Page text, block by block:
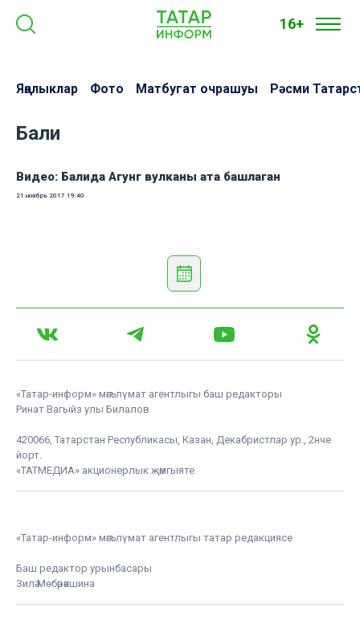
16+
Яңалыклар Фото Матбугат очрашуы Рәсми
Бали
Видео: Балида Агунг вулканы ата башлаган
21 ноябрь 2017 19:40
«Татар-информ» мәгълүмат агентлыгы баш редакторы
Ринат Вагыйз улы Билалов
420066, Татарстан Республикасы, Казан, Декабристлар ур., 2нче
йорт.
«ТАТМЕДИА» акционерлык җәмгыяте
«Татар-информ» мәгълүмат агентлыгы татар редакциясе
Баш редактор урынбасары
Зилә Мөбәрәкшина